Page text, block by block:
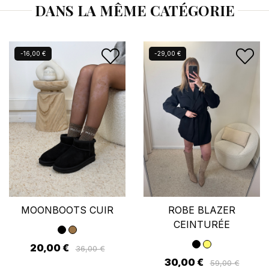
DANS LA MÊME CATÉGORIE
-16,00 €
MOONBOOTS CUIR
20,00 € 36,00 €
-29,00 €
ROBE BLAZER
CEINTURÉE
30,00 € 59,00 €
Annuler Se connecter